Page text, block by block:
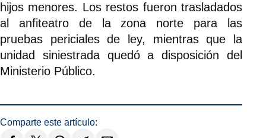
hijos menores. Los restos fueron trasladados
al anfiteatro de la zona norte para las
pruebas periciales de ley, mientras que la
unidad siniestrada quedó a disposición del
Ministerio Público.
Comparte este artículo: